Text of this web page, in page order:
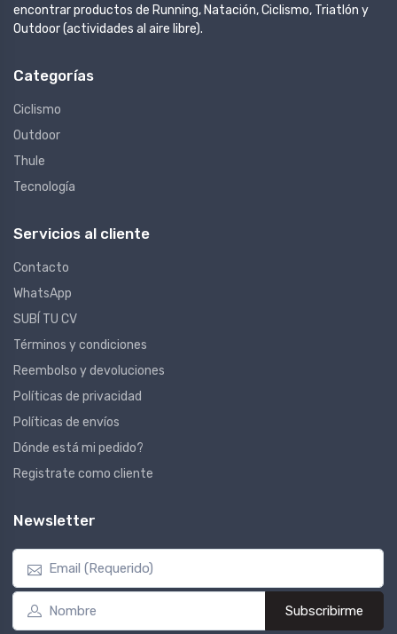
encontrar productos de Running, Natación, Ciclismo, Triatlón y
Outdoor (actividades al aire libre).
Categorías
Ciclismo
Outdoor
Thule
Tecnología
Servicios al cliente
Contacto
WhatsApp
SUBÍ TU CV
Términos y condiciones
Reembolso y devoluciones
Políticas de privacidad
Políticas de envíos
Dónde está mi pedido?
Registrate como cliente
Newsletter
Subscribirme